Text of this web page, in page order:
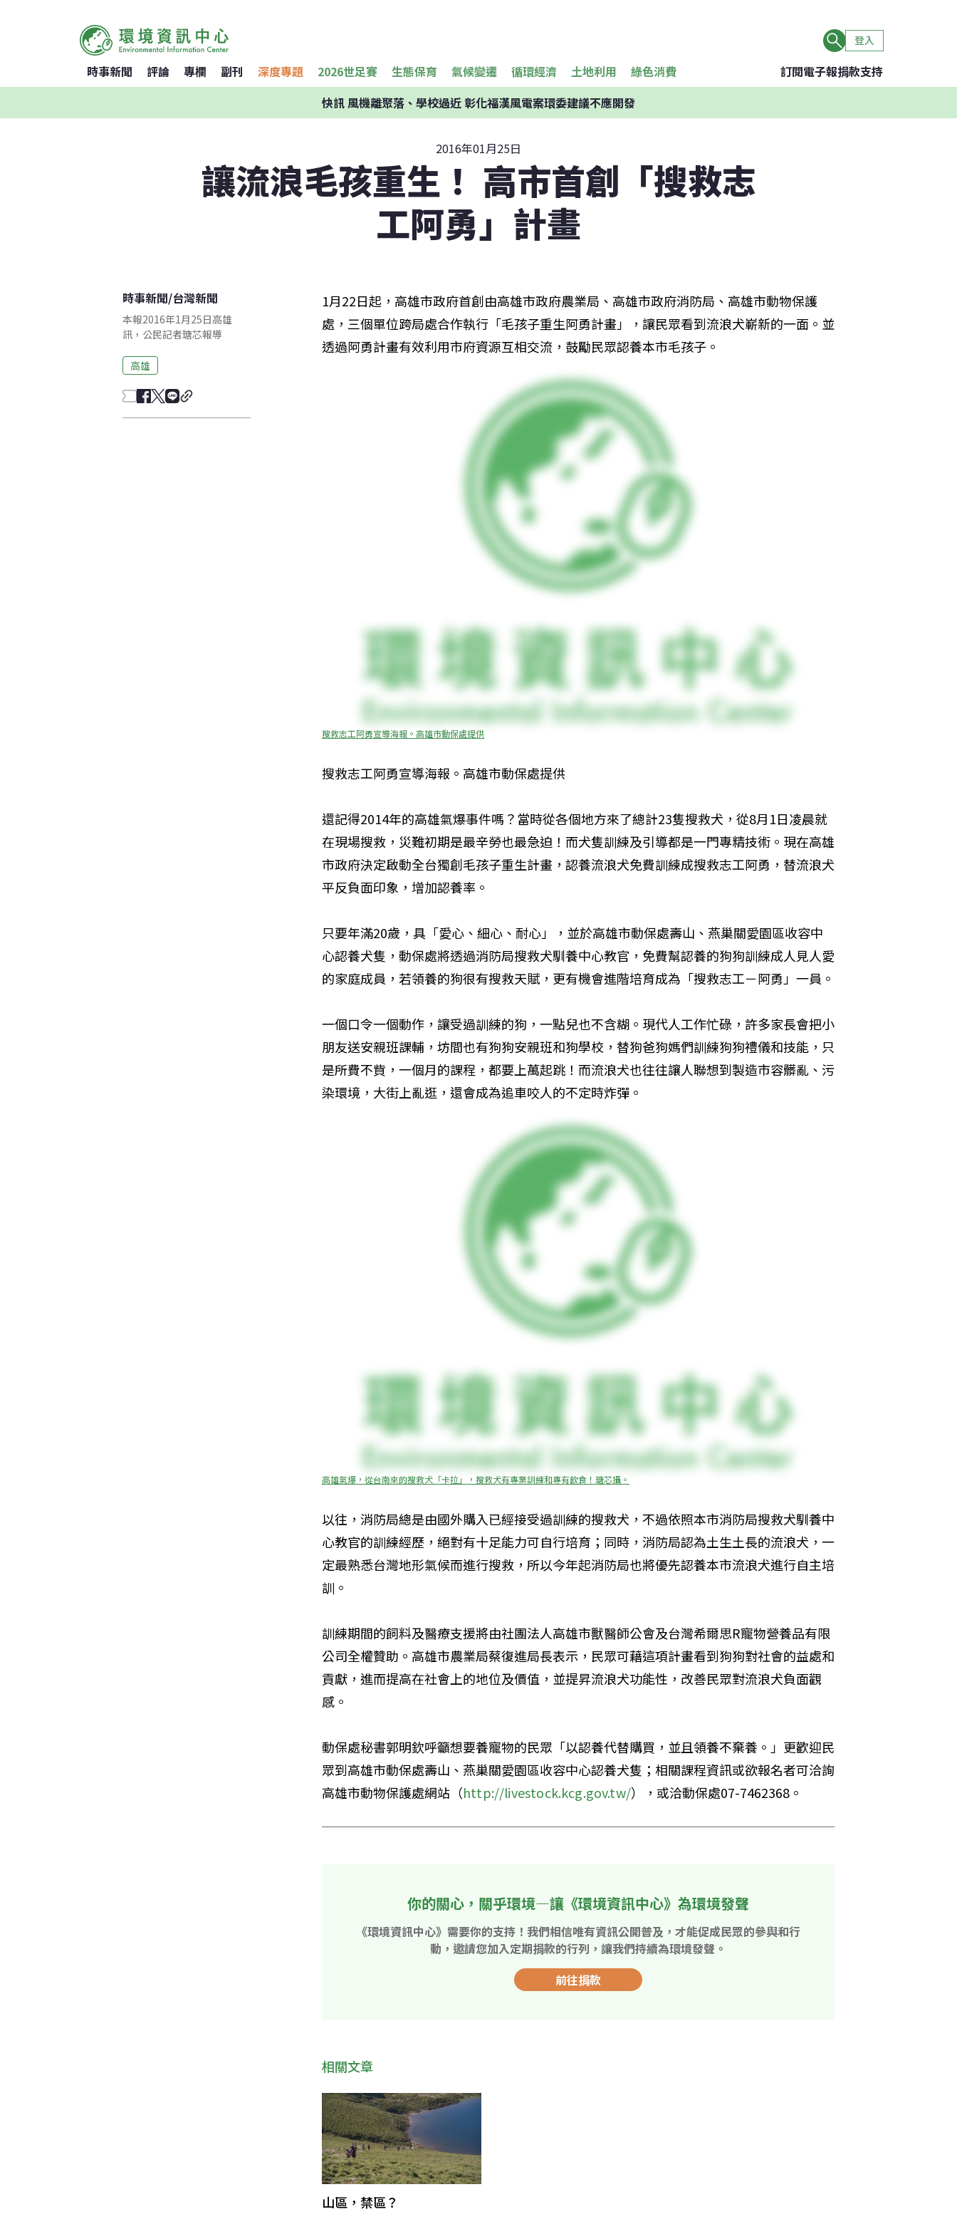
登入
時事新聞 評論 專欄 副刊 深度專題 2026世足賽 生態保育 氣候變遷 循環經濟 土地利用 綠色消費 訂閱電子報捐款支持
快訊風機離聚落、學校過近 彰化福漢風電案環委建議不應開發
2016年01月25日
讓流浪毛孩重生！ 高市首創「搜救志
工阿勇」計畫
時事新聞/台灣新聞
本報2016年1月25日高雄
訊，公民記者瑭芯報導
高雄
1月22日起，高雄市政府首創由高雄市政府農業局、高雄市政府消防局、高雄市動物保護
處，三個單位跨局處合作執行「毛孩子重生阿勇計畫」，讓民眾看到流浪犬嶄新的一面。並
透過阿勇計畫有效利用市府資源互相交流，鼓勵民眾認養本市毛孩子。
搜救志工阿勇宣導海報。高雄市動保處提供
搜救志工阿勇宣導海報。高雄市動保處提供
還記得2014年的高雄氣爆事件嗎？當時從各個地方來了總計23隻搜救犬，從8月1日凌晨就
在現場搜救，災難初期是最辛勞也最急迫！而犬隻訓練及引導都是一門專精技術。現在高雄
市政府決定啟動全台獨創毛孩子重生計畫，認養流浪犬免費訓練成搜救志工阿勇，替流浪犬
平反負面印象，增加認養率。
只要年滿20歲，具「愛心、細心、耐心」，並於高雄市動保處壽山、燕巢關愛園區收容中
心認養犬隻，動保處將透過消防局搜救犬馴養中心教官，免費幫認養的狗狗訓練成人見人愛
的家庭成員，若領養的狗很有搜救天賦，更有機會進階培育成為「搜救志工－阿勇」一員。
一個口令一個動作，讓受過訓練的狗，一點兒也不含糊。現代人工作忙碌，許多家長會把小
朋友送安親班課輔，坊間也有狗狗安親班和狗學校，替狗爸狗媽們訓練狗狗禮儀和技能，只
是所費不貲，一個月的課程，都要上萬起跳！而流浪犬也往往讓人聯想到製造市容髒亂、污
染環境，大街上亂逛，還會成為追車咬人的不定時炸彈。
高雄氣爆，從台南來的搜救犬「卡拉」，搜救犬有專業訓練和專有飲食！瑭芯攝。
以往，消防局總是由國外購入已經接受過訓練的搜救犬，不過依照本市消防局搜救犬馴養中
心教官的訓練經歷，絕對有十足能力可自行培育；同時，消防局認為土生土長的流浪犬，一
定最熟悉台灣地形氣候而進行搜救，所以今年起消防局也將優先認養本市流浪犬進行自主培
訓。
訓練期間的飼料及醫療支援將由社團法人高雄市獸醫師公會及台灣希爾思R寵物營養品有限
公司全權贊助。高雄市農業局蔡復進局長表示，民眾可藉這項計畫看到狗狗對社會的益處和
貢獻，進而提高在社會上的地位及價值，並提昇流浪犬功能性，改善民眾對流浪犬負面觀
感。
動保處秘書郭明欽呼籲想要養寵物的民眾「以認養代替購買，並且領養不棄養。」更歡迎民
眾到高雄市動保處壽山、燕巢關愛園區收容中心認養犬隻；相關課程資訊或欲報名者可洽詢
高雄市動物保護處網站（http://livestock.kcg.gov.tw/），或洽動保處07-7462368。
你的關心，關乎環境—讓《環境資訊中心》為環境發聲
《環境資訊中心》需要你的支持！我們相信唯有資訊公開普及，才能促成民眾的參與和行
動，邀請您加入定期捐款的行列，讓我們持續為環境發聲。
前往捐款
相關文章
山區，禁區？